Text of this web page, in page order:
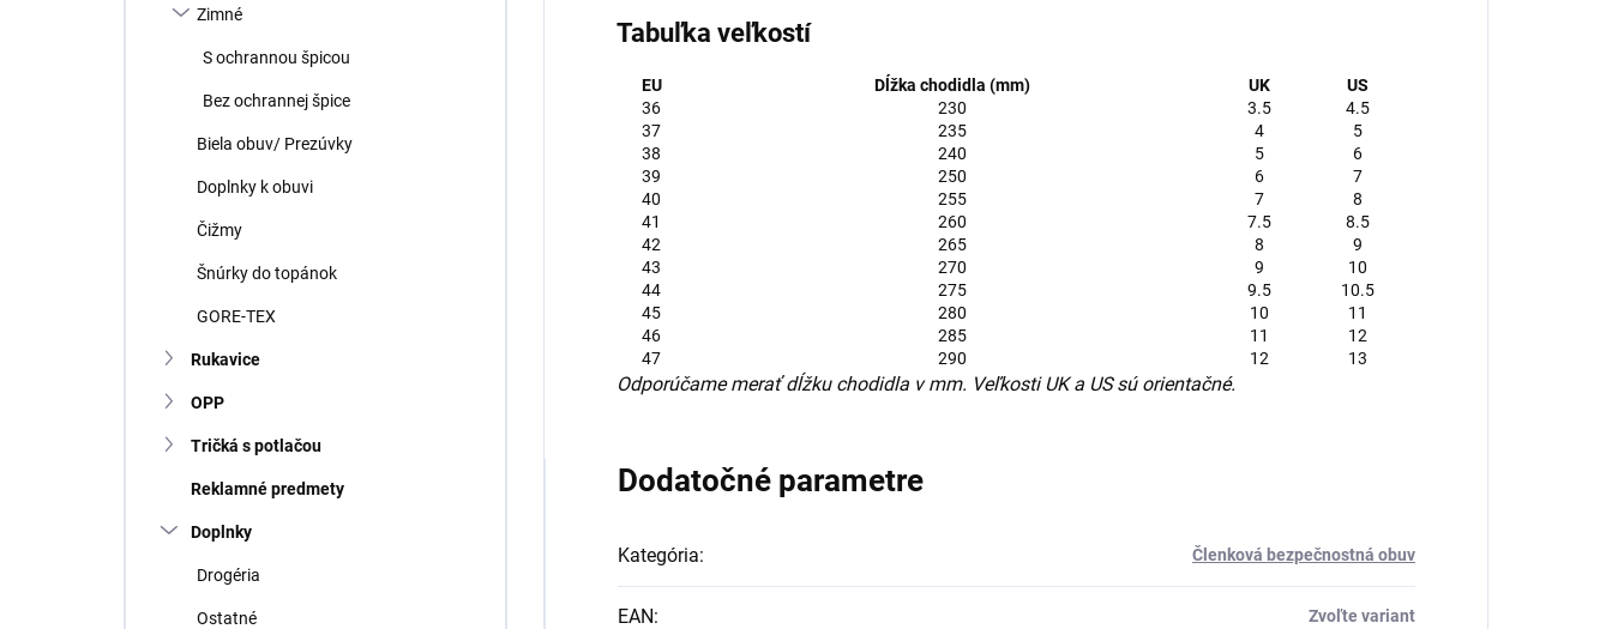
Zimné
S ochrannou špicou
Bez ochrannej špice
Biela obuv/ Prezúvky
Doplnky k obuvi
Čižmy
Šnúrky do topánok
GORE-TEX
Rukavice
OPP
Tričká s potlačou
Reklamné predmety
Doplnky
Drogéria
Ostatné
Tabuľka veľkostí
EU Dĺžka chodidla (mm) UK
US
36
230 3.5
4.5
37
235 4
5
38
240 5
6
39
250 6
7
40
255 7
8
41
260 7.5
8.5
42
265 8
9
43
270 9
10
44
275 9.5
10.5
45
280 10
11
46
285 11
12
47
290 12 13
Odporúčame merať dĺžku chodidla v mm. Veľkosti UK a US sú orientačné.
Dodatočné parametre
Kategória: Členková bezpečnostná obuv
EAN: Zvoľte variant